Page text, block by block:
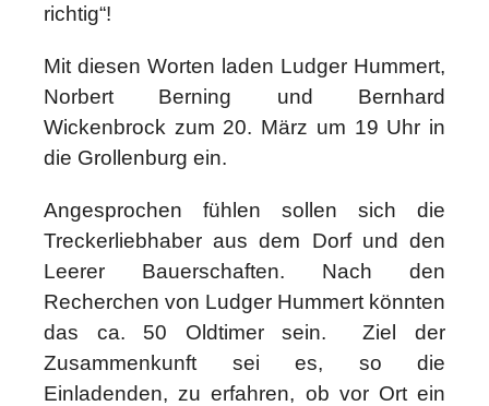
richtig“!
Mit diesen Worten laden Ludger Hummert,
Norbert Berning und Bernhard
Wickenbrock zum 20. März um 19 Uhr in
die Grollenburg ein.
Angesprochen fühlen sollen sich die
Treckerliebhaber aus dem Dorf und den
Leerer Bauerschaften. Nach den
Recherchen von Ludger Hummert könnten
das ca. 50 Oldtimer sein.
Ziel der
Zusammenkunft sei es, so die
Einladenden, zu erfahren, ob vor Ort ein